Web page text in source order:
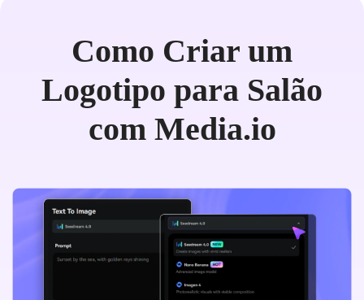
Como Criar um
Logotipo para Salão
com Media.io